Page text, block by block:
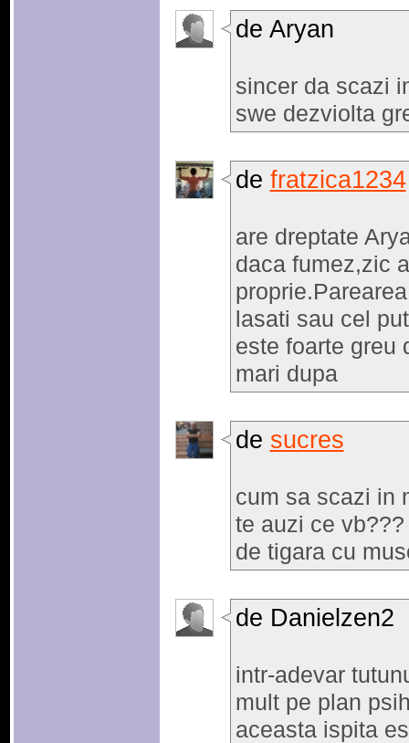
de Aryan
sincer da scazi
swe dezviolta
de fratzica1234
are dreptate
daca fumez,zic
lasati sau cel
este foarte greu
mari dupa
de sucres
cum sa scazi in
te auzi ce
de tigara cu
de Danielzen2
intr-adevar
mult pe plan
aceasta ispita